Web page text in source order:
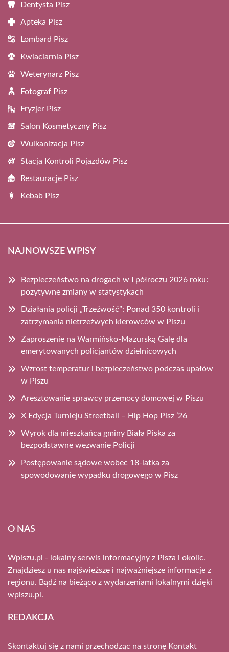
Dentysta Pisz
Apteka Pisz
Lombard Pisz
Kwiaciarnia Pisz
Weterynarz Pisz
Fotograf Pisz
Fryzjer Pisz
Salon Kosmetyczny Pisz
Wulkanizacja Pisz
Stacja Kontroli Pojazdów Pisz
Restauracje Pisz
Kebab Pisz
NAJNOWSZE WPISY
Bezpieczeństwo na drogach w I półroczu 2026 roku:
pozytywne zmiany w statystykach
Działania policji „Trzeźwość”: Ponad 350 kontroli i
zatrzymania nietrzeźwych kierowców w Piszu
Zaproszenie na Warmińsko-Mazurską Galę dla
emerytowanych policjantów dzielnicowych
Wzrost temperatur i bezpieczeństwo podczas upałów
w Piszu
Aresztowanie sprawcy przemocy domowej w Piszu
X Edycja Turnieju Streetball – Hip Hop Pisz ’26
Wyrok dla mieszkańca gminy Biała Piska za
bezpodstawne wezwanie Policji
Postępowanie sądowe wobec 18-latka za
spowodowanie wypadku drogowego w Pisz
O NAS
Wpiszu.pl - lokalny serwis informacyjny z Pisza i okolic.
Znajdziesz u nas najświeższe i najważniejsze informacje z
regionu. Bądź na bieżąco z wydarzeniami lokalnymi dzięki
wpiszu.pl.
REDAKCJA
Skontaktuj się z nami przechodząc na stronę Kontakt